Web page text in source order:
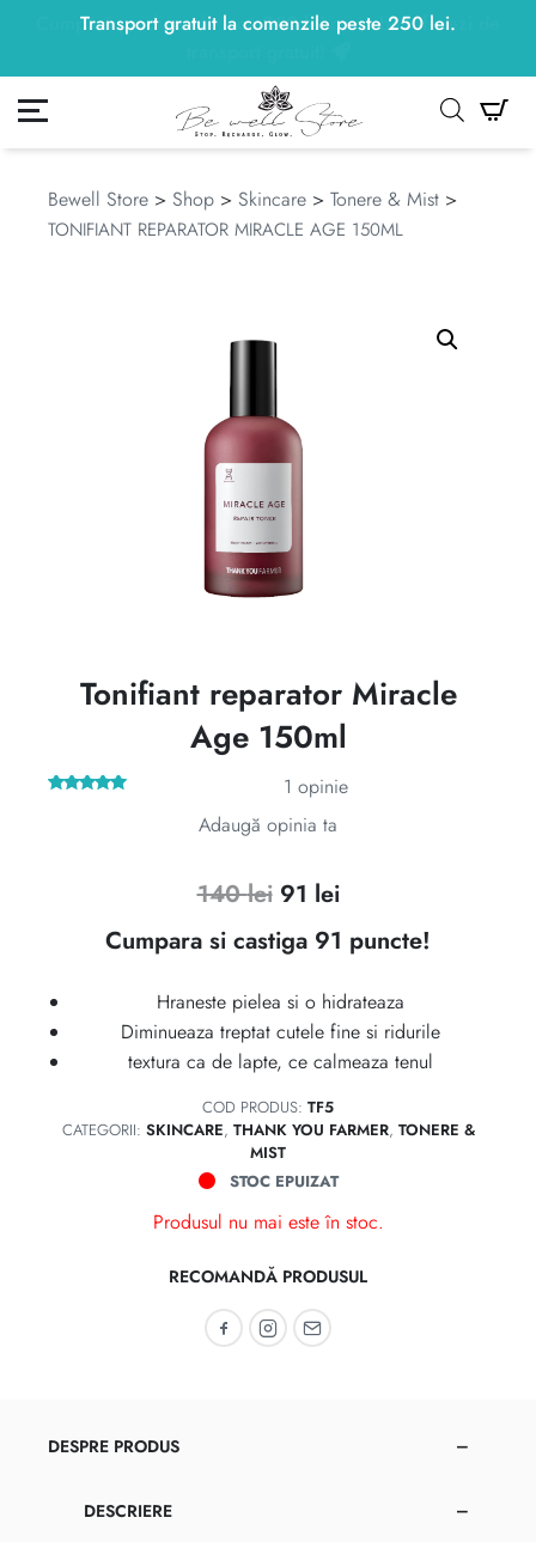
Transport gratuit la comenzile peste 250 lei.
250lei
meu
Bewell Store > Shop > Skincare > Tonere & Mist >
TONIFIANT REPARATOR MIRACLE AGE 150ML
Tonifiant reparator Miracle
Age 150ml
1 opinie
Adaugă opinia ta
140lei Prețul
inițial
fost:
140 lei.
91 leiPrețul
curent
91 lei.
Cumpara si castiga 91 puncte!
Hraneste pielea si o hidrateaza
Diminueaza treptat cutele fine si ridurile
textura ca de lapte, ce calmeaza tenul
COD PRODUS: TF5
CATEGORII: SKINCARE, THANK YOU FARMER, TONERE &
MIST
STOC EPUIZAT
Produsul nu mai este în stoc.
RECOMANDĂ PRODUSUL
Recomandă pe Facebook
Recomandă pe Instagram
Recomandă prin email
DESPRE PRODUS
DESCRIERE